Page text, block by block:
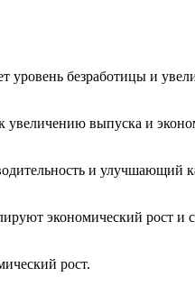
безработицы и
увеличению выпуска и
и улучшающий
экономический рост и
рост.